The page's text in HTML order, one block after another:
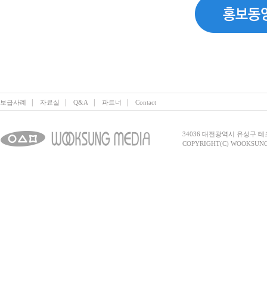
보급사례 자료실 Q&A 파트너 Contact
34036 대전광역시 유성구
COPYRIGHT(C)